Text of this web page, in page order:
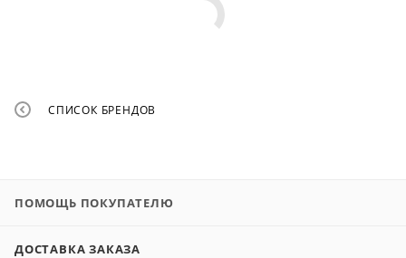
СПИСОК БРЕНДОВ
ПОМОЩЬ ПОКУПАТЕЛЮ
ДОСТАВКА ЗАКАЗА